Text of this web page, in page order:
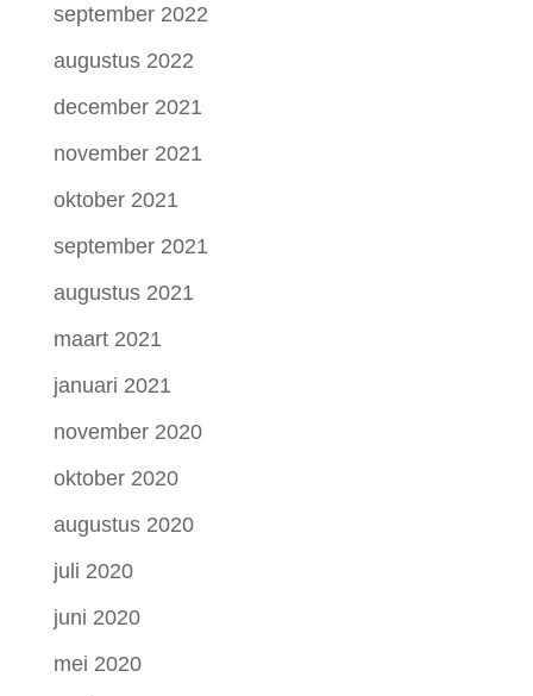
september 2022
augustus 2022
december 2021
november 2021
oktober 2021
september 2021
augustus 2021
maart 2021
januari 2021
november 2020
oktober 2020
augustus 2020
juli 2020
juni 2020
mei 2020